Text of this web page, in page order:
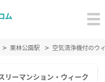
栗林公園駅 空気清浄機付のウ
リーマンション・ウィーク